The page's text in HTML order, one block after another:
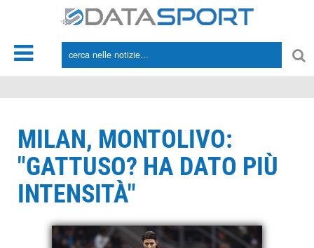
MILAN, MONTOLIVO:
"GATTUSO? HA DATO PIÙ
INTENSITÀ"